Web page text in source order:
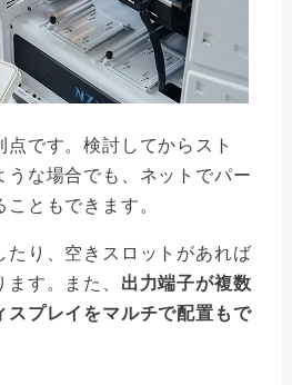
です。検討してからスト
うな場合でも、ネットでパー
ともできます。
たり、空きスロットがあれば
す。また、 出力端子が複数
スプレイをマルチで配置もで